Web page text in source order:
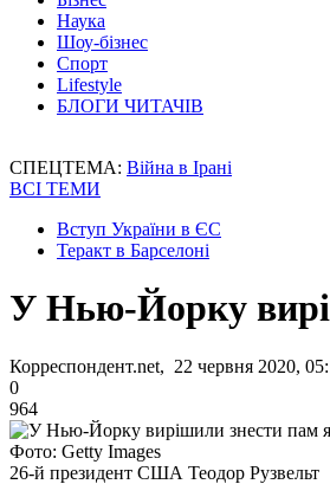
Наука
Шоу-бізнес
Спорт
Lifestyle
БЛОГИ ЧИТАЧІВ
СПЕЦТЕМА: Війна в Ірані
ВСІ ТЕМИ
Вступ України в ЄС
Теракт в Барселоні
У Нью-Йорку
Корреспондент.net, 22 червня 2020,
0
964
Фото: Getty Images
26-й президент США Теодор Рузвельт